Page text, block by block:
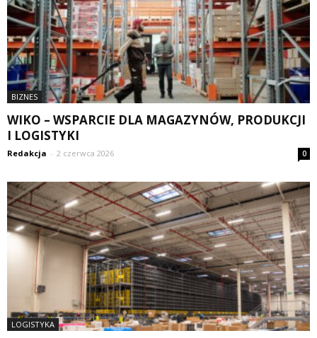
BIZNES
WIKO – WSPARCIE DLA MAGAZYNÓW, PRODUKCJI
I LOGISTYKI
Redakcja - 2 czerwca 2026 0
LOGISTYKA